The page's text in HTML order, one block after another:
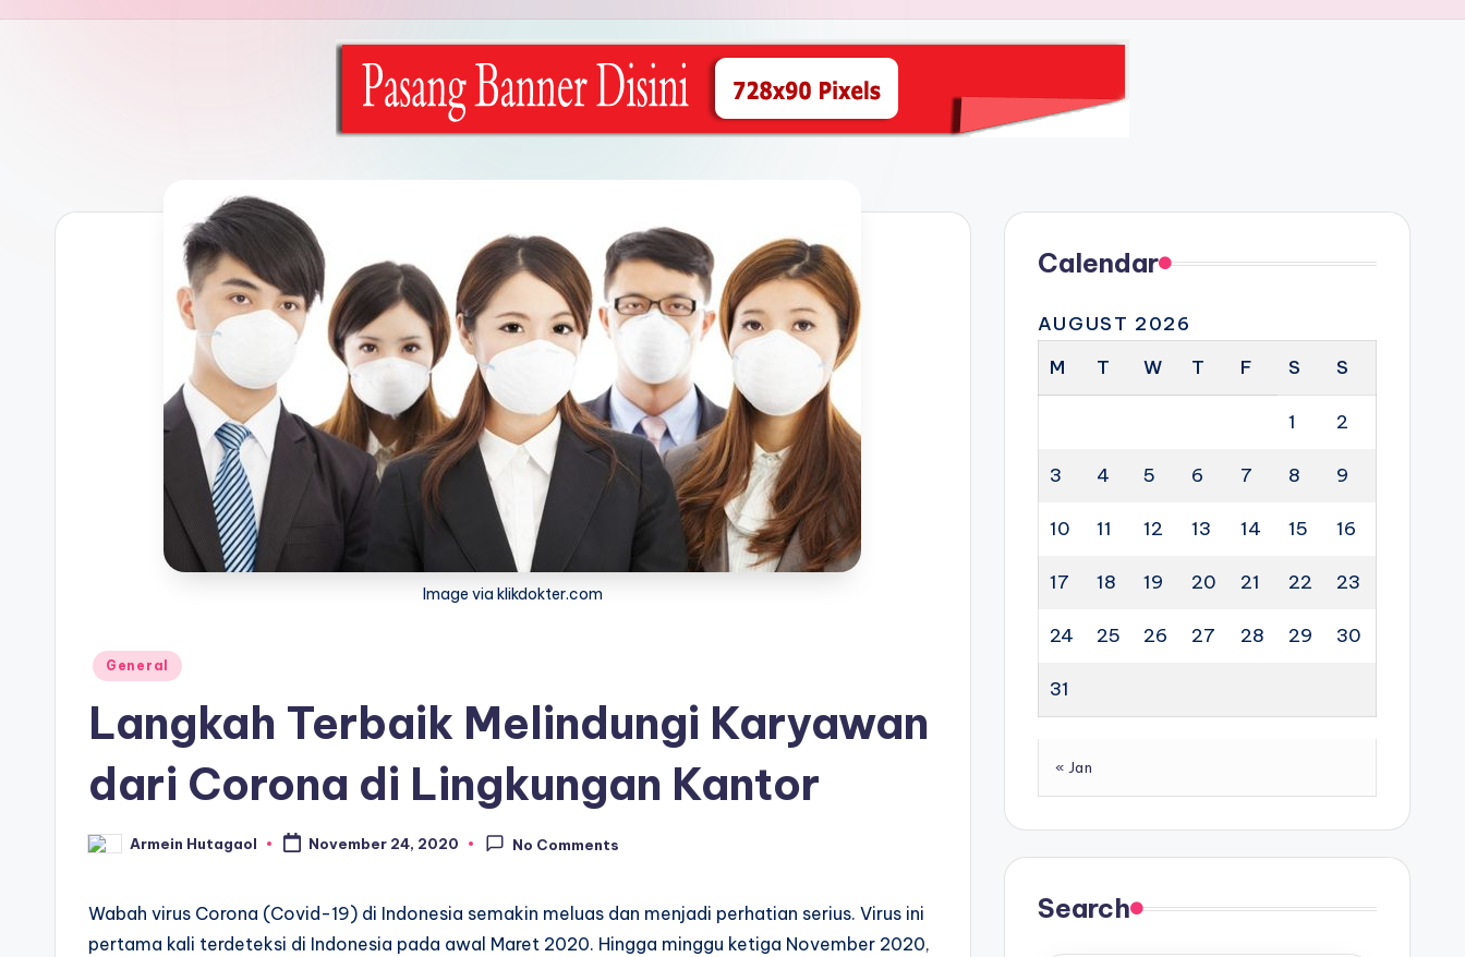
Image via klikdokter.com
Posted
General
Langkah Terbaik Melindungi Karyawan
dari Corona di Lingkungan Kantor
PostedArmein Hutagaol November 24, 2020 No Comments
Wabah virus Corona (Covid-19) di Indonesia semakin meluas dan menjadi perhatian serius. Virus ini
pertama kali terdeteksi di Indonesia pada awal Maret 2020. Hingga minggu ketiga November 2020,
Calendar
AUGUST 2026
M
T W T F S S
1 2
3 4 5 6 7 8 9
10 11 12 13 14 15 16
17 18 19 20 21 22 23
24 25 26 27 28 29 30
31
« Jan
Search